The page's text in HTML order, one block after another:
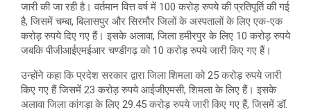
जारी की जा रही है। वर्तमान वित्त वर्ष में 100 करोड़ रुपये की प्रतिपूर्ति की गई
है, जिसमें चम्बा, बिलासपुर और सिरमौर जिलों के अस्पतालों के लिए एक-एक
करोड़ रुपये दिए गए हैं। इसके अलावा, जिला हमीरपुर के लिए 10 करोड़ रुपये
जबकि पीजीआईएमईआर चण्डीगढ़ को 10 करोड़ रुपये जारी किए गए हैं।
उन्होंने कहा कि प्रदेश सरकार द्वारा जिला शिमला को 25 करोड़ रुपये जारी
किए गए हैं जिसमें 23 करोड़ रुपये आईजीएमसी, शिमला के लिए हैं। इसके
अलावा जिला कांगड़ा के लिए 29.45 करोड़ रुपये जारी किए गए हैं, जिसमें डॉ.